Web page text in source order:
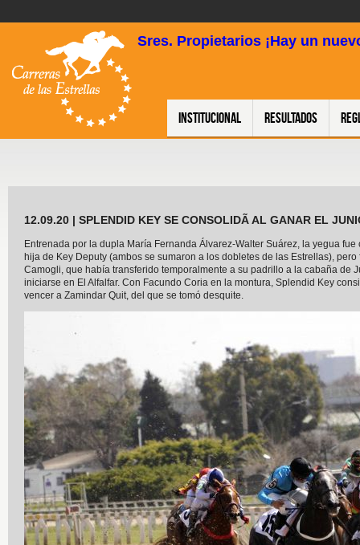
Sres. Propietarios ¡Hay un
Institucional Resultados
12.09.20 | SPLENDID KEY SE CONSOLIDÃ AL GANAR EL
Entrenada por la dupla María Fernanda Álvarez-Walter Suárez, la yegua fue
hija de Key Deputy (ambos se sumaron a los dobletes de las Estrellas),
Camogli, que había transferido temporalmente a su padrillo a la cabaña de
iniciarse en El Alfalfar. Con Facundo Coria en la montura, Splendid Key
vencer a Zamindar Quit, del que se tomó desquite.